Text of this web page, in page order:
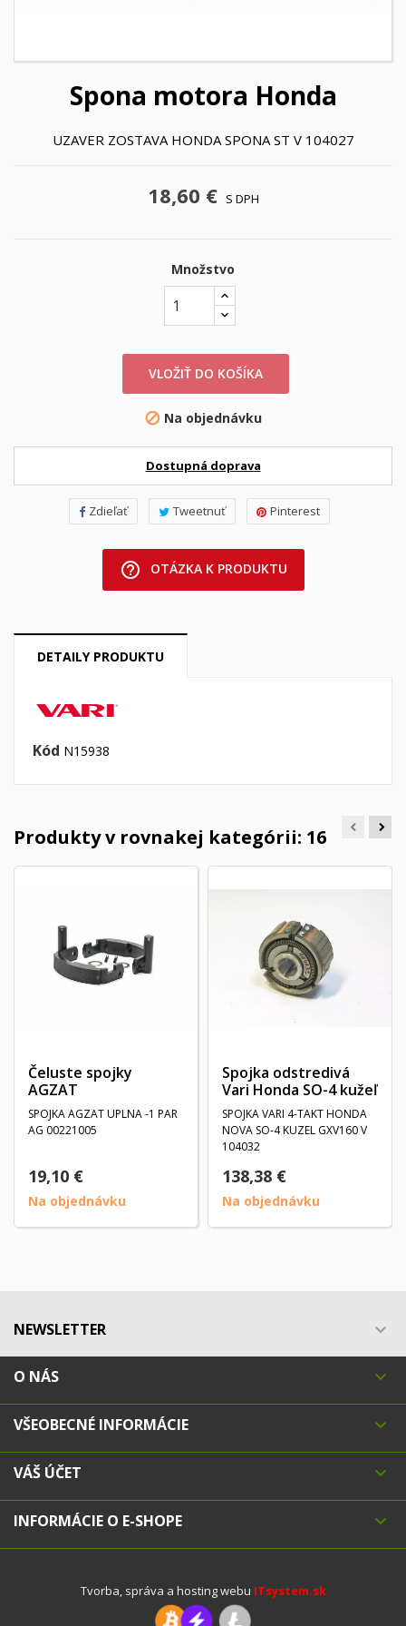
Spona motora Honda
UZAVER ZOSTAVA HONDA SPONA ST V 104027
18,60 € S DPH
Množstvo
VLOŽIŤ DO KOŠÍKA
 Na objednávku
Dostupná doprava
Zdieľať Tweetnuť Pinterest
help_outline OTÁZKA K PRODUKTU
DETAILY PRODUKTU
Kód N15938
Produkty v rovnakej kategórii: 16
Čeluste spojky
AGZAT
SPOJKA AGZAT UPLNA -1 PAR
AG 00221005
19,10 €
Na objednávku
Spojka odstredivá
Vari Honda SO-4 kužeľ
SPOJKA VARI 4-TAKT HONDA
NOVA SO-4 KUZEL GXV160 V
104032
138,38 €
Na objednávku
NEWSLETTER 
O NÁS 
VŠEOBECNÉ INFORMÁCIE 
VÁŠ ÚČET 
INFORMÁCIE O E-SHOPE 
Tvorba, správa a hosting webu ITsystem.sk